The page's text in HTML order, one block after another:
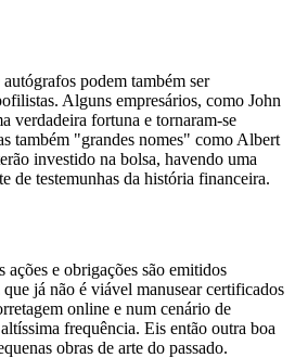
autógrafos podem também ser
Alguns empresários, como John
verdadeira fortuna e tornaram-se
também "grandes nomes" como Albert
investido na bolsa, havendo uma
de testemunhas da história financeira.
e obrigações são emitidos
já não é viável manusear certificados
online e num cenário de
frequência. Eis então outra boa
obras de arte do passado.